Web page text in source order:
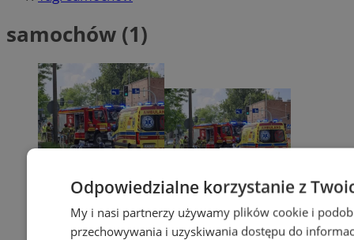
samochów (1)
Odpowiedzialne korzystanie z
My i nasi partnerzy używamy plików cookie i
przechowywania i uzyskiwania dostępu do